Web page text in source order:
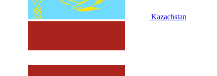
Kazachstan